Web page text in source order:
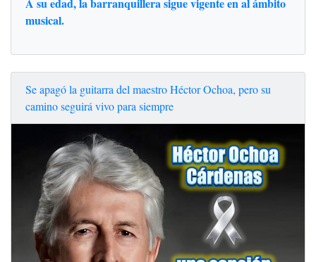
A su edad, la barranquillera sigue vigente en al ámbito
musical.
Se apagó la guitarra del maestro Héctor Ochoa, pero su
camino seguirá vivo para siempre